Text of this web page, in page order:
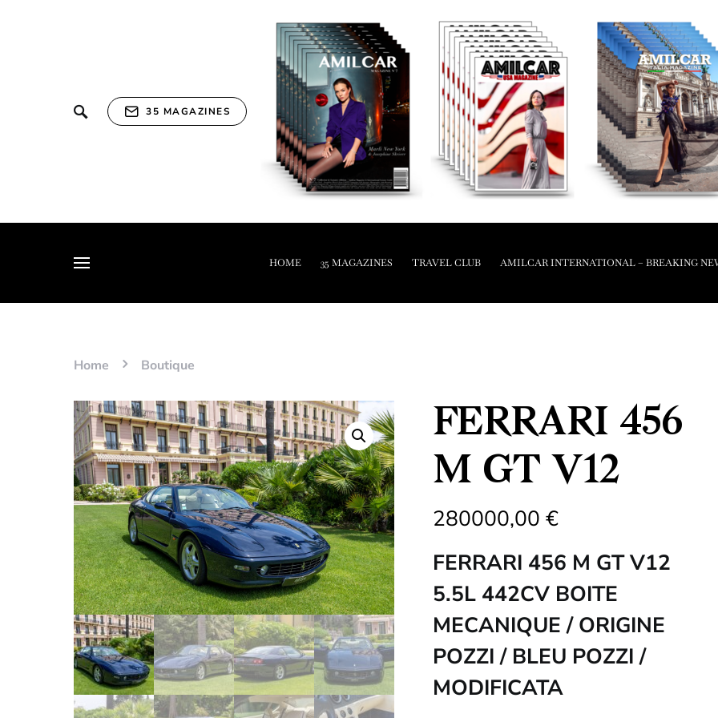
35 MAGAZINES
HOME 35 MAGAZINES TRAVEL CLUB AMILCAR INTERNATIONAL – BREAKING
Home Boutique
FERRARI 456
M GT V12
280000,00 €
FERRARI 456 M GT V12
5.5L 442CV BOITE
MECANIQUE / ORIGINE
POZZI / BLEU POZZI /
MODIFICATA